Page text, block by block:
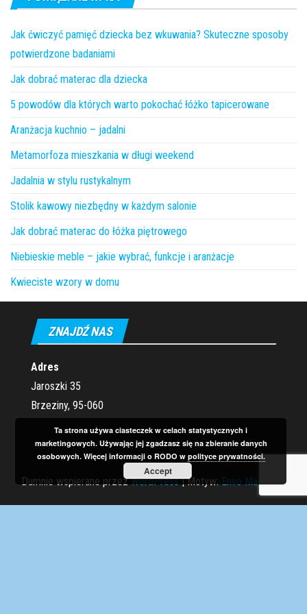
Jak ćwiczyć pamięć dziecka bez wkuwania? Skuteczne sposoby
potwierdzone badaniami
Jak dobrać materac dla dziecka
5 powodów dla których warto pokochać łóżko tapicerowane
Aranżacja kuchnio – jadalni
Metamorfoza mieszkania w długi weekend
Jadalnia w stylu rustykalnym
Stolik kawowy niezbędny w każdym salonie
Jak dobrać materac do łóżka piętrowego
Niebieskie meble – jakie wybrać, funkcje i aranżacje
Kwieciste wzory w domu
ZNAJDŹ NAS
Adres
Jaroszki 35
Brzeziny, 95-060
Dumnie wspierane przezWordPress |Motyw:Envo Magazine
Ta strona używa ciasteczek w celach statystycznych i
marketingowych. Używając jej zgadzasz się na zbieranie danych
osobowych. Więcej informacji o RODO w polityce prywatności.
Accept